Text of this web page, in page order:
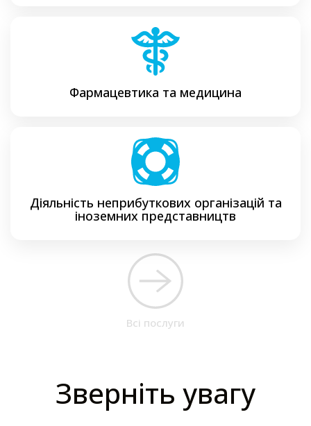
Фармацевтика та медицина
Діяльність неприбуткових організацій та
іноземних представництв
Всі послуги
Зверніть увагу